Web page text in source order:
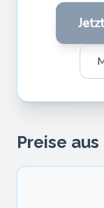
Preise